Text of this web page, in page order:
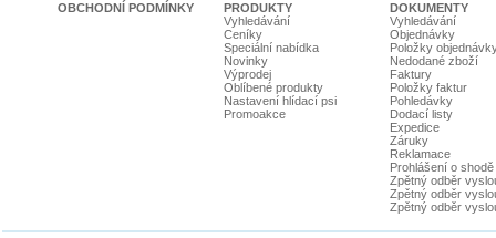
OBCHODNÍ PODMÍNKY
PRODUKTY
Vyhledávání
Ceníky
Speciální nabídka
Novinky
Výprodej
Oblíbené produkty
Nastavení hlídací psi
Promoakce
DOKUMENTY
Vyhledávání
Objednávky
Položky
Nedodané zboží
Faktury
Položky faktur
Pohledávky
Dodací listy
Expedice
Záruky
Reklamace
Prohlášení o shodě
Zpětný odběr
Zpětný odběr
Zpětný odběr